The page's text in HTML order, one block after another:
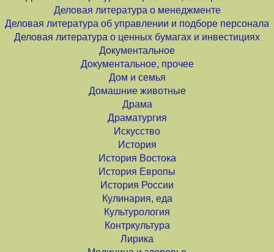
Деловая литература о менеджменте
Деловая литература об управлении и подборе персонала
Деловая литература о ценных бумагах и инвестициях
Документальное
Документальное, прочее
Дом и семья
Домашние животные
Драма
Драматургия
Искусство
История
История Востока
История Европы
История России
Кулинария, еда
Культурология
Контркультура
Лирика